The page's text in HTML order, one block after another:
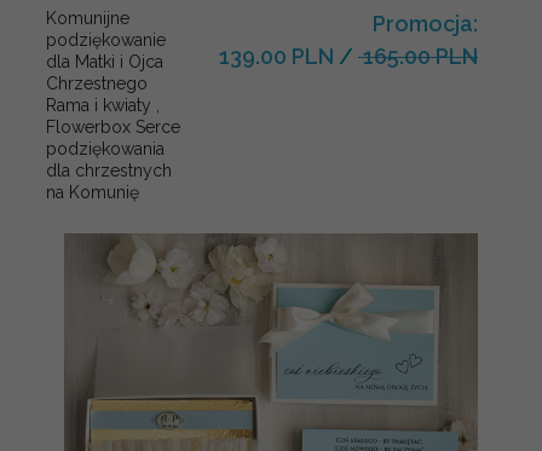
Komunijne
podziękowanie
dla Matki i Ojca
Chrzestnego
Rama i kwiaty ,
Flowerbox Serce
podziękowania
dla chrzestnych
na Komunię
Promocja:
139.00 PLN / 165.00 PLN